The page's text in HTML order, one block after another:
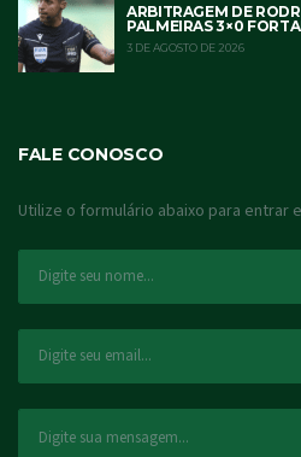
ARBITRAGEM DE
PALMEIRAS 3×0
3 DE AGOSTO DE 2026
FALE CONOSCO
Utilize o formulário abaixo para entrar